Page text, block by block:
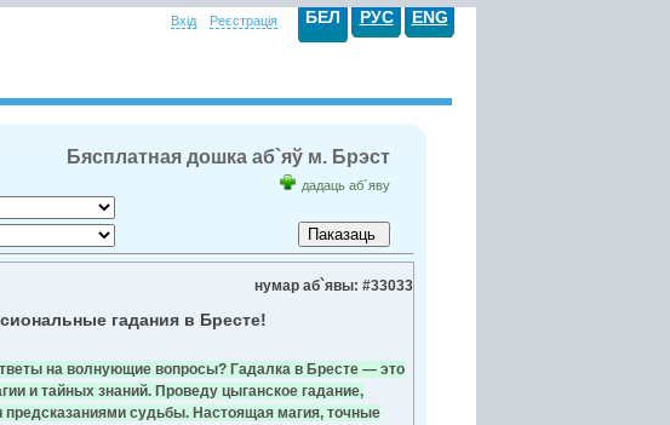
БЕЛ РУС ENG
Вхід Реєстрація
Бясплатная дошка аб`яў м. Брэст
дадаць аб`яву
нумар аб`явы: #33033
гадания в Бресте!
на волнующие вопросы? Гадалка в Бресте — это
и тайных знаний. Проведу цыганское гадание,
предсказаниями судьбы. Настоящая магия, точные